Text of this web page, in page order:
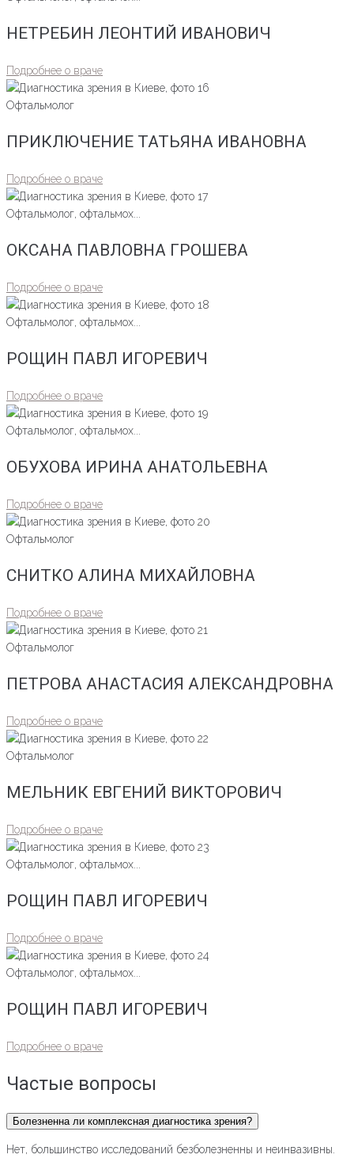
НЕТРЕБИН ЛЕОНТИЙ ИВАНОВИЧ
Подробнее о враче
Офтальмолог
ПРИКЛЮЧЕНИЕ ТАТЬЯНА ИВАНОВНА
Подробнее о враче
Офтальмолог, офтальмох...
ОКСАНА ПАВЛОВНА ГРОШЕВА
Подробнее о враче
Офтальмолог, офтальмох...
РОЩИН ПАВЛ ИГОРЕВИЧ
Подробнее о враче
Офтальмолог, офтальмох...
ОБУХОВА ИРИНА АНАТОЛЬЕВНА
Подробнее о враче
Офтальмолог
СНИТКО АЛИНА МИХАЙЛОВНА
Подробнее о враче
Офтальмолог
ПЕТРОВА АНАСТАСИЯ АЛЕКСАНДРОВНА
Подробнее о враче
Офтальмолог
МЕЛЬНИК ЕВГЕНИЙ ВИКТОРОВИЧ
Подробнее о враче
Офтальмолог, офтальмох...
РОЩИН ПАВЛ ИГОРЕВИЧ
Подробнее о враче
Офтальмолог, офтальмох...
РОЩИН ПАВЛ ИГОРЕВИЧ
Подробнее о враче
Частые вопросы
Болезненна ли комплексная диагностика зрения?
Нет, большинство исследований безболезненны и неинвазивны.